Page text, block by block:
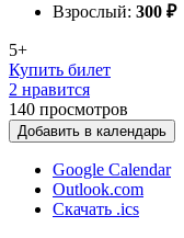
Взрослый: 300 ₽
5+
Купить билет
2 нравится
140 просмотров
Добавить в календарь
Google Calendar
Outlook.com
Скачать .ics